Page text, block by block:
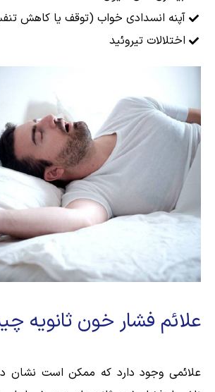
آپنه انسدادی خواب (توقف یا کاهش
اختلالات تیروئید
علائم فشار خون ثانویه
علائمی وجود دارد که ممکن است نشان